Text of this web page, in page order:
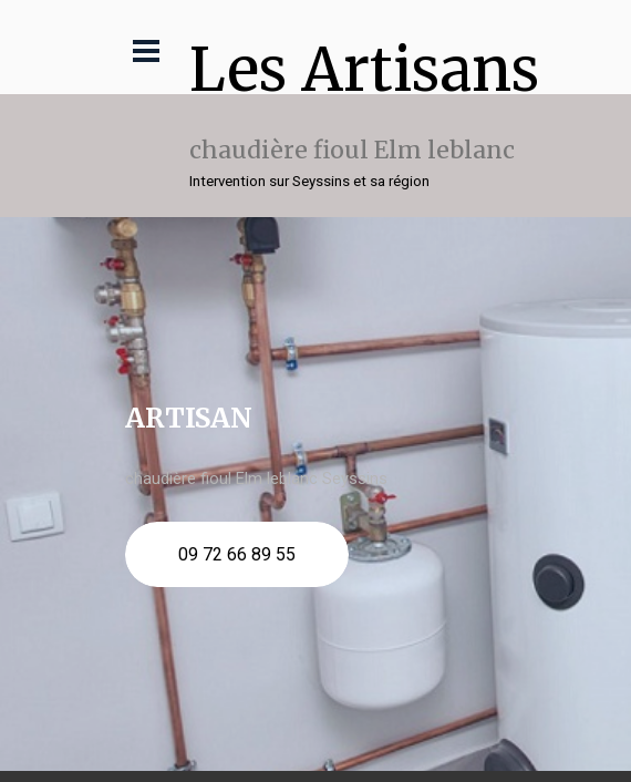
Les Artisans
chaudière fioul Elm leblanc
Intervention sur Seyssins et sa région
ARTISAN
chaudière fioul Elm leblanc Seyssins
09 72 66 89 55